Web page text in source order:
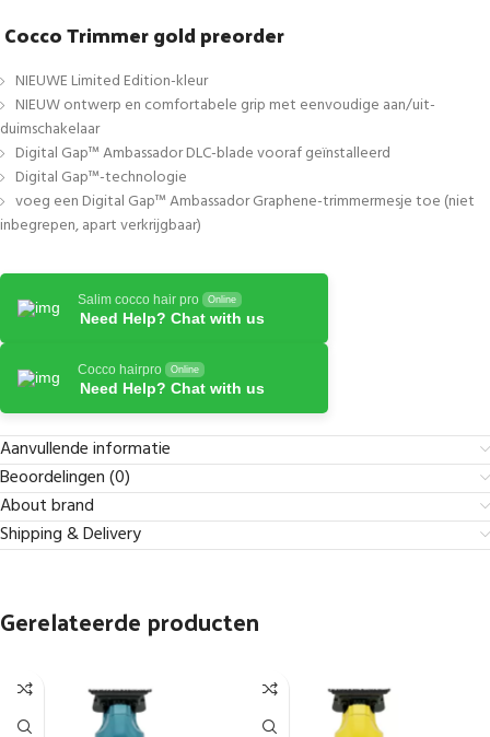
Cocco Trimmer gold preorder
NIEUWE Limited Edition-kleur
NIEUW ontwerp en comfortabele grip met eenvoudige aan/uit-
duimschakelaar
Digital Gap™ Ambassador DLC-blade vooraf geïnstalleerd
Digital Gap™-technologie
voeg een Digital Gap™ Ambassador Graphene-trimmermesje toe (niet
inbegrepen, apart verkrijgbaar)
Salim cocco hair pro Online
Need Help? Chat with us
Cocco hairpro Online
Need Help? Chat with us
Aanvullende informatie
Beoordelingen (0)
About brand
Shipping & Delivery
Gerelateerde producten